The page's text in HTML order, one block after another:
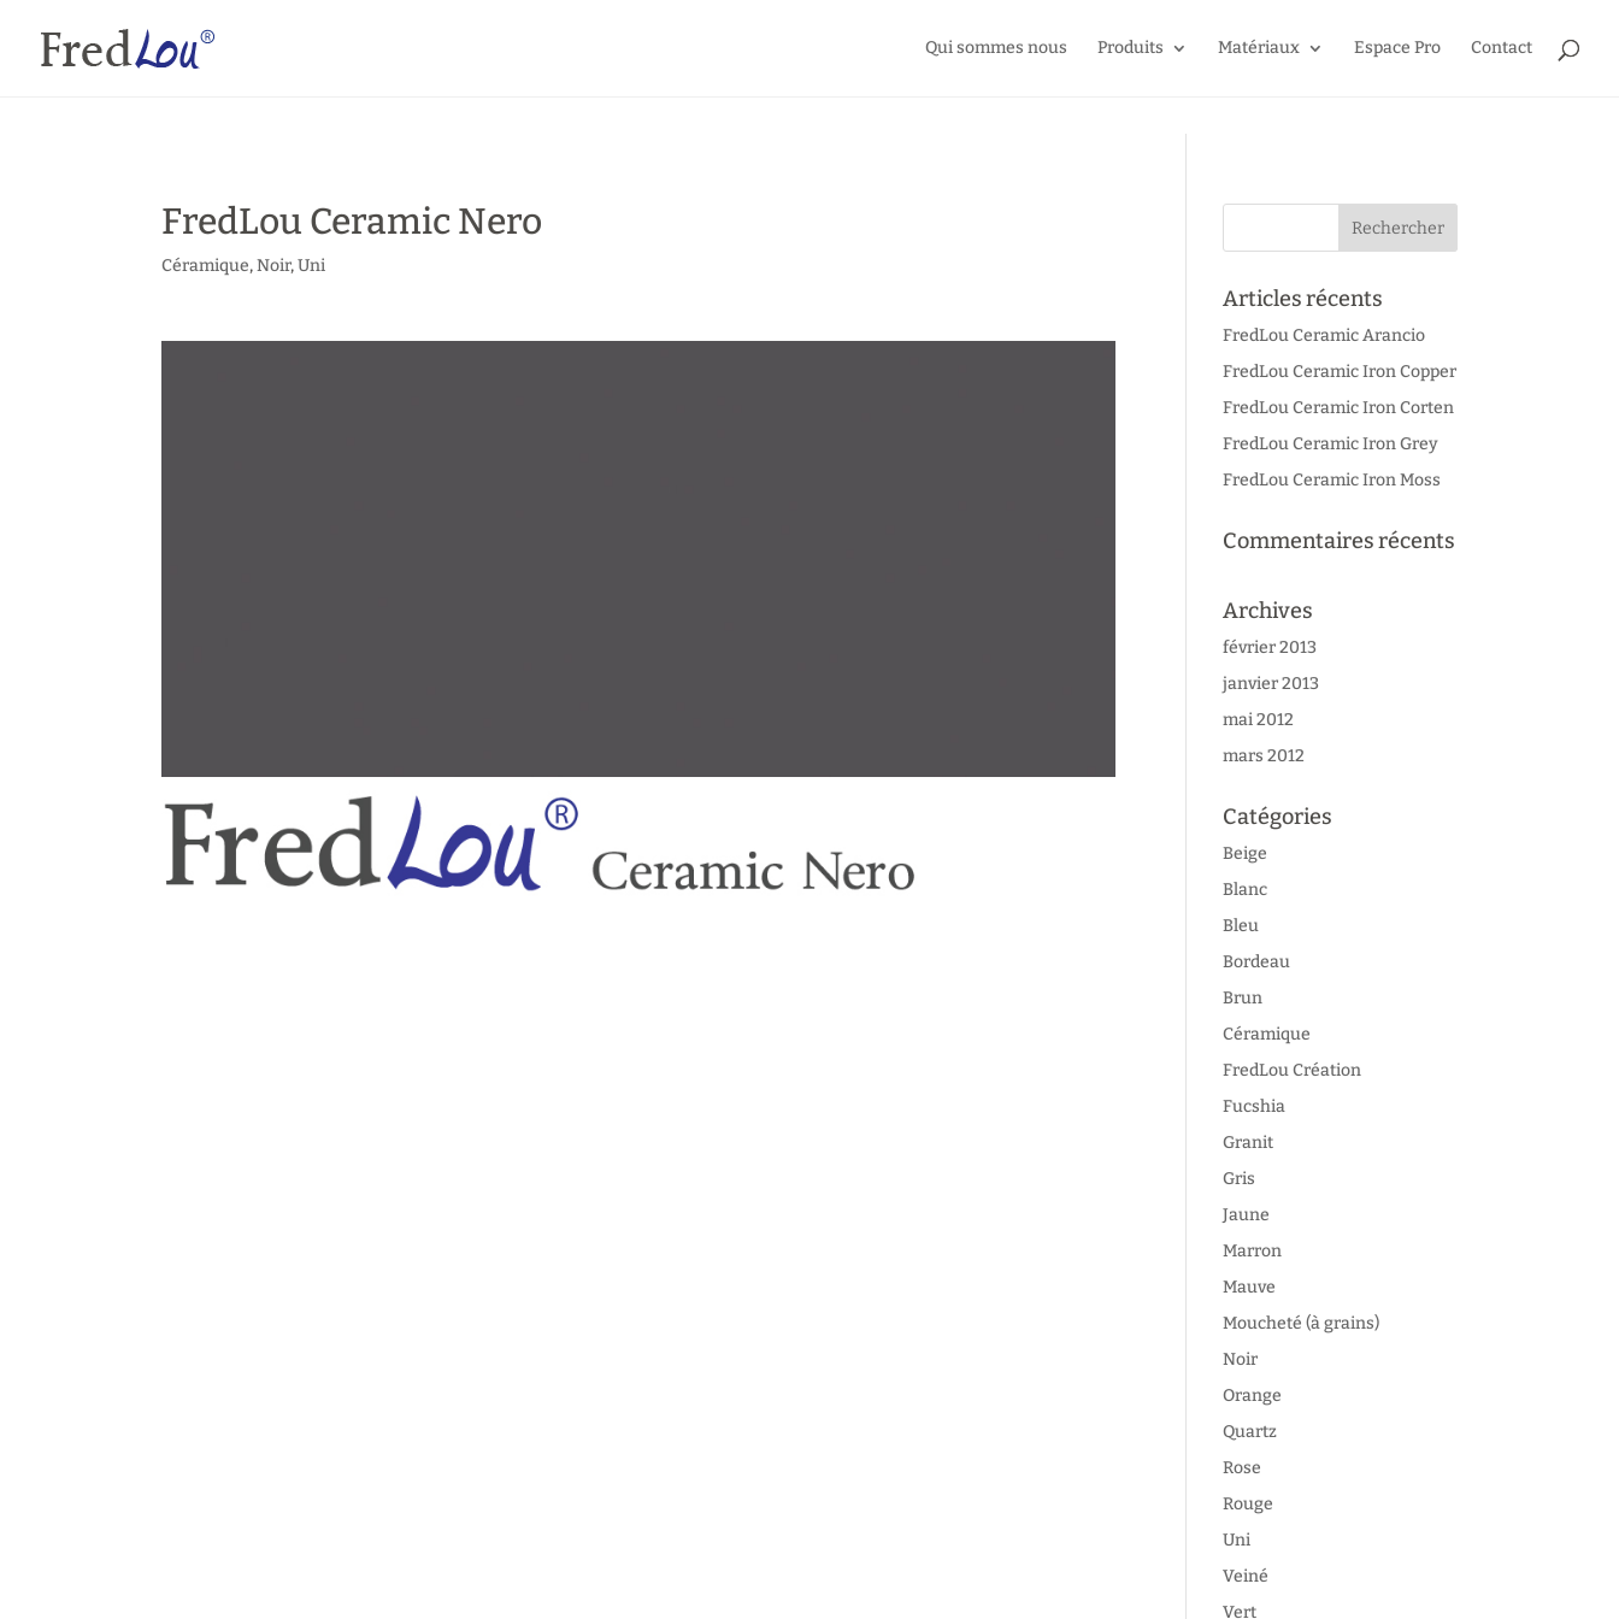
Qui sommes nous Produits Matériaux Espace Pro Contact
FredLou Ceramic Nero
Céramique,Noir,Uni
Articles récents
FredLou Ceramic Arancio
FredLou Ceramic Iron Copper
FredLou Ceramic Iron Corten
FredLou Ceramic Iron Grey
FredLou Ceramic Iron Moss
Commentaires récents
Archives
février 2013
janvier 2013
mai 2012
mars 2012
Catégories
Beige
Blanc
Bleu
Bordeau
Brun
Céramique
FredLou Création
Fucshia
Granit
Gris
Jaune
Marron
Mauve
Moucheté (à grains)
Noir
Orange
Quartz
Rose
Rouge
Uni
Veiné
Vert